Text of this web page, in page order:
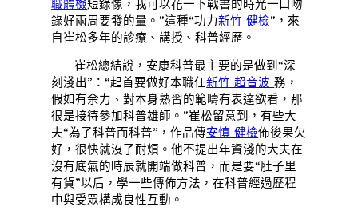
職體檢短錄像，我可以花一下戰書的時光一口吻
錄好兩周要發的量。”這種“功力新竹 健檢”，來
自崔松多年的診療、講授、科普經歷。
崔松總結說，安康科普最主要的是做到“深
刻淺出”：“起首要做好本職任新竹 超音波務，
假如有余力、對本身熟習的範疇有表達欲看，那
很是接待參加科普雄師。”崔松留意到，有些大
夫“為了科普而科普”，作品傳安慎 健檢佈後果欠
好，很快就沒了耐煩。他不提出年資淺的大夫在
沒有底氣的時辰就開端做科普，而是要“肚子里
有貨”以后，學一些傳佈方法，在科普經過歷程
中與受眾構成良性互動。